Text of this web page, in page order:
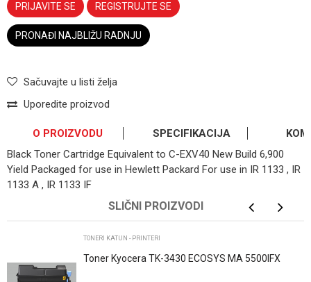
PRIJAVITE SE REGISTRUJTE SE
PRONAĐI NAJBLIŽU RADNJU
Sačuvajte u listi želja
Uporedite proizvod
O PROIZVODU SPECIFIKACIJA
Black Toner Cartridge Equivalent to C-EXV40 New Build 6,900
Yield Packaged for use in Hewlett Packard For use in IR 1133 , IR
1133 A , IR 1133 IF
Toneri KATUN - printeri
Email
SLIČNI PROIZVODI
TONERI KATUN - PRINTERI
Toner Kyocera TK-3430 ECOSYS MA 5500IFX